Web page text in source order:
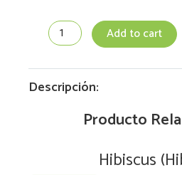
30
ml
Add to cart
Descripción:
Producto
Hibiscus